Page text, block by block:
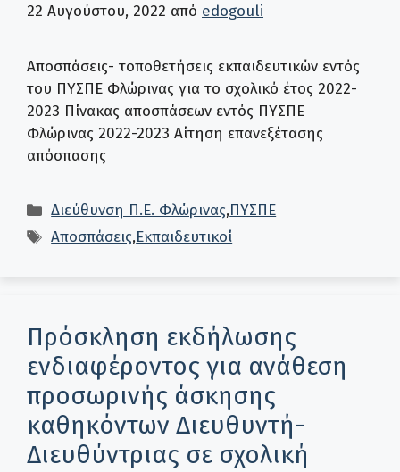
22 Αυγούστου, 2022 από edogouli
Αποσπάσεις- τοποθετήσεις εκπαιδευτικών εντός
του ΠΥΣΠΕ Φλώρινας για το σχολικό έτος 2022-
2023 Πίνακας αποσπάσεων εντός ΠΥΣΠΕ
Φλώρινας 2022-2023 Αίτηση επανεξέτασης
απόσπασης
Κατηγορίες
Διεύθυνση Π.Ε. Φλώρινας,ΠΥΣΠΕ
Ετικέτες
Αποσπάσεις,Εκπαιδευτικοί
Πρόσκληση εκδήλωσης
ενδιαφέροντος για ανάθεση
προσωρινής άσκησης
καθηκόντων Διευθυντή-
Διευθύντριας σε σχολική